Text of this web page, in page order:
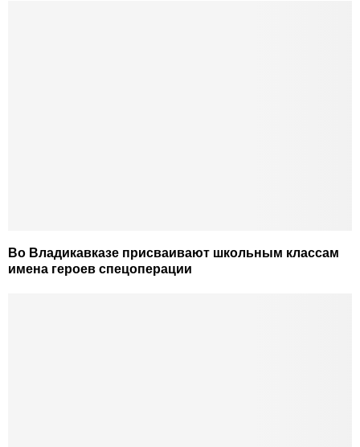
Во Владикавказе присваивают школьным классам
имена героев спецоперации